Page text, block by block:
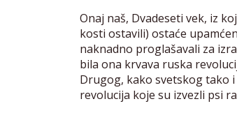
Onaj naš, Dvadeseti vek, iz
kosti ostavili) ostaće
naknadno proglašavali za
bila ona krvava ruska
Drugog, kako svetskog tako
revolucija koje su izvezli psi